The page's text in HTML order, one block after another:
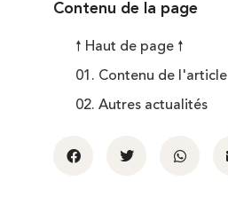
Contenu de la page
🠕 Haut de page 🠕
01. Contenu de l'article
02. Autres actualités